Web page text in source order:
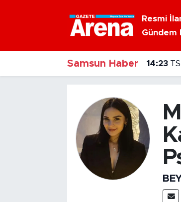
Resmi
Gündem
Samsun Haber 14:23
Nöbetçi Eczaneler
Hava Durumu
Trafik Durumu
Süper Lig Puan Durumu ve Fikstür
Tüm Manşetler